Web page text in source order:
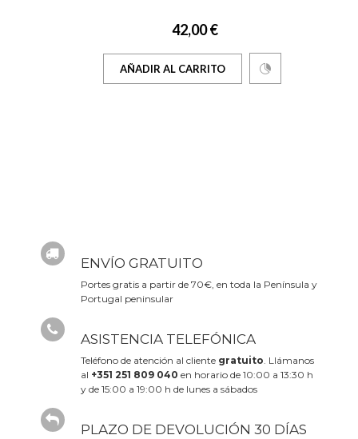
42,00 €
AÑADIR AL CARRITO
ENVÍO GRATUITO
Portes gratis a partir de 70€, en toda la Península y
Portugal peninsular
ASISTENCIA TELEFÓNICA
Teléfono de atención al cliente gratuito. Llámanos
al +351 251 809 040 en horario de 10:00 a 13:30 h
y de 15:00 a 19:00 h de lunes a sábados
PLAZO DE DEVOLUCIÓN 30 DÍAS